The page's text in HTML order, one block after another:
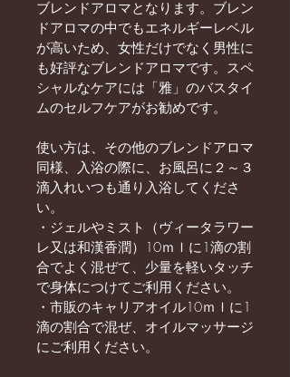
ブレンドアロマとなります。ブレン
ドアロマの中でもエネルギーレベル
が高いため、女性だけでなく男性に
も好評なブレンドアロマです。スペ
シャルなケアには「雅」のバスタイ
ムのセルフケアがお勧めです。
使い方は、その他のブレンドアロマ
同様、入浴の際に、お風呂に２～３
滴入れいつも通り入浴してくださ
い。
・ジェルやミスト（ヴィータラワー
レ又は和漢香潤）10ｍｌに1滴の割
合でよく混ぜて、少量を軽いタッチ
で身体につけてご利用ください。
・市販のキャリアオイル10ｍｌに1
滴の割合で混ぜ、オイルマッサージ
にご利用ください。